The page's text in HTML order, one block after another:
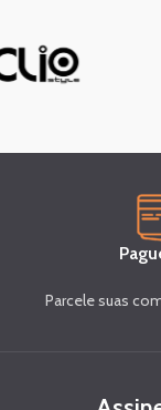
Parcele suas